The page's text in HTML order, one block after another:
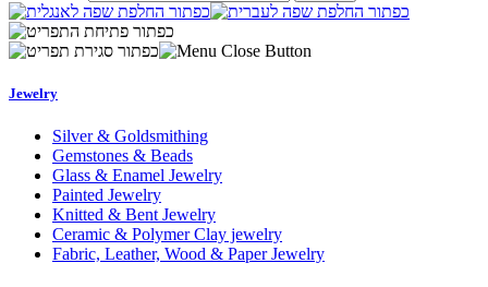
Jewelry
Silver & Goldsmithing
Gemstones & Beads
Glass & Enamel Jewelry
Painted Jewelry
Knitted & Bent Jewelry
Ceramic & Polymer Clay jewelry
Fabric, Leather, Wood & Paper Jewelry